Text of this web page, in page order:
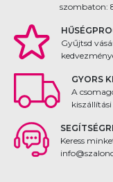
szombaton:
Gyűjtsd
GYORS
A
Keress